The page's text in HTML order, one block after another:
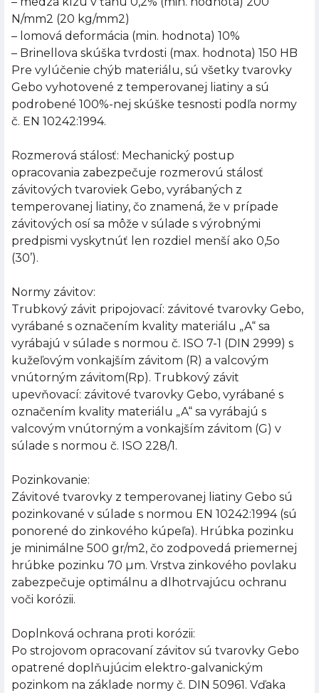
N/mm2 (20 kg/mm2)
– lomová deformácia (min. hodnota) 10%
– Brinellova skúška tvrdosti (max. hodnota) 150 HB
Pre vylúčenie chýb materiálu, sú všetky tvarovky
Gebo vyhotovené z temperovanej liatiny a sú
podrobené 100%-nej skúške tesnosti podľa normy
č. EN 10242:1994.
Rozmerová stálosť: Mechanický postup
opracovania zabezpečuje rozmerovú stálosť
závitových tvaroviek Gebo, vyrábaných z
temperovanej liatiny, čo znamená, že v prípade
závitových osí sa môže v súlade s výrobnými
predpismi vyskytnúť len rozdiel menší ako 0,5o
(30’).
Normy závitov:
Trubkový závit pripojovací: závitové tvarovky Gebo,
vyrábané s označením kvality materiálu „A“ sa
vyrábajú v súlade s normou č. ISO 7-1 (DIN 2999) s
kužeľovým vonkajším závitom (R) a valcovým
vnútorným závitom(Rp). Trubkový závit
upevňovací: závitové tvarovky Gebo, vyrábané s
označením kvality materiálu „A“ sa vyrábajú s
valcovým vnútorným a vonkajším závitom (G) v
súlade s normou č. ISO 228/1.
Pozinkovanie:
Závitové tvarovky z temperovanej liatiny Gebo sú
pozinkované v súlade s normou EN 10242:1994 (sú
ponorené do zinkového kúpeľa). Hrúbka pozinku
je minimálne 500 gr/m2, čo zodpovedá priemernej
hrúbke pozinku 70 µm. Vrstva zinkového povlaku
zabezpečuje optimálnu a dlhotrvajúcu ochranu
voči korózii.
Doplnková ochrana proti korózii:
Po strojovom opracovaní závitov sú tvarovky Gebo
opatrené doplňujúcim elektro-galvanickým
pozinkom na základe normy č. DIN 50961. Vďaka